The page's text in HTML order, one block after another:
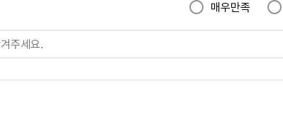
매우만족